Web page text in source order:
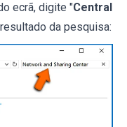
ecrã, digite "Central
da pesquisa: